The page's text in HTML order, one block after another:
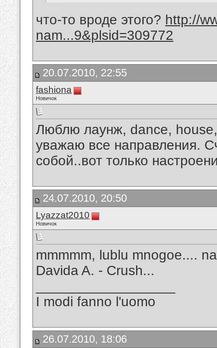
что-то вроде этого? http://
nam...9&plsid=309772
20.07.2010, 22:55
fashiona
Новичок
Люблю лаунж, dance,
уважаю все направления.
собой..вот только
24.07.2010, 20:50
Lyazzat2010
Новичок
mmmmm, lublu mnogoe....
Davida A. - Crush...
I modi fanno l'uomo
26.07.2010, 18:06